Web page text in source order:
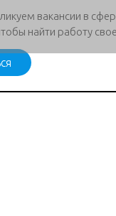
вакансии в
найти работу